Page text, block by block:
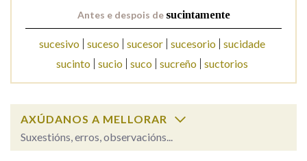
BUSCAR NO CONTIDO
Nas definicións
Nos exemplos
Antes e despois de sucintamente
sucesivo suceso sucesor sucesorio
sucidade
sucinto
sucio suco sucreño suctorios
AXÚDANOS A MELLORAR
Suxestións, erros, observacións...